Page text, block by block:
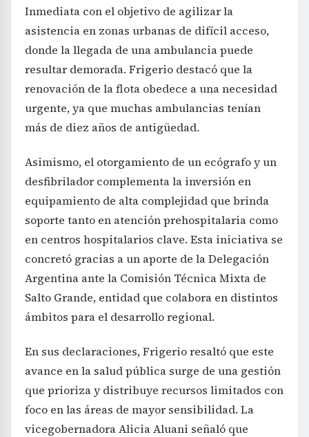
Inmediata con el objetivo de agilizar la
asistencia en zonas urbanas de difícil acceso,
donde la llegada de una ambulancia puede
resultar demorada. Frigerio destacó que la
renovación de la flota obedece a una necesidad
urgente, ya que muchas ambulancias tenían
más de diez años de antigüedad.
Asimismo, el otorgamiento de un ecógrafo y un
desfibrilador complementa la inversión en
equipamiento de alta complejidad que brinda
soporte tanto en atención prehospitalaria como
en centros hospitalarios clave. Esta iniciativa se
concretó gracias a un aporte de la Delegación
Argentina ante la Comisión Técnica Mixta de
Salto Grande, entidad que colabora en distintos
ámbitos para el desarrollo regional.
En sus declaraciones, Frigerio resaltó que este
avance en la salud pública surge de una gestión
que prioriza y distribuye recursos limitados con
foco en las áreas de mayor sensibilidad. La
vicegobernadora Alicia Aluani señaló que